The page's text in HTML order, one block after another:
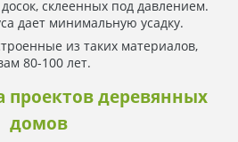
склеенных под давлением.
дает минимальную усадку.
из таких материалов,
80-100 лет.
деревянных
домов